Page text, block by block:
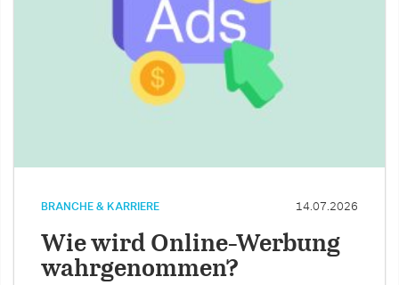
BRANCHE & KARRIERE 14.07.2026
Wie wird Online-Werbung
wahrgenommen?